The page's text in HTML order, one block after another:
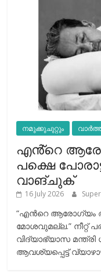
നമുക്കുചുറ്റും
എൻ്റെ
പക്ഷെ
വാങ്ചുക്
16 July 2026
“എന്‍റെ ആരോഗ്യം
മോശവുമല്ല.” നീറ്റ്
വിദ്യാഭ്യാസ മന്ത്രി
ആവശ്യപ്പെട്ട്